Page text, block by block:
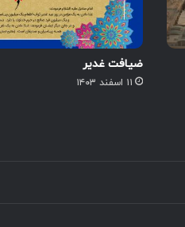
ضیافت غدیر
۱۱ اسفند ۱۴۰۳